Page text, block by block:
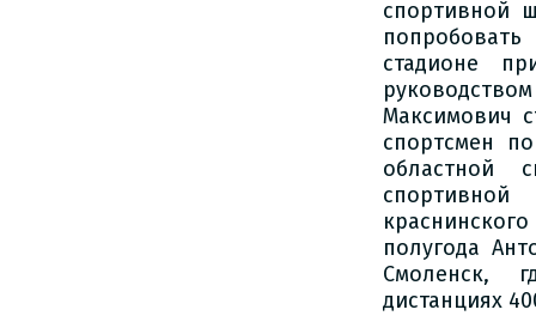
спортивной
стадионе
Максимович
спортсмен
областной
спортивной
полугода
Смоленск,
дистанциях